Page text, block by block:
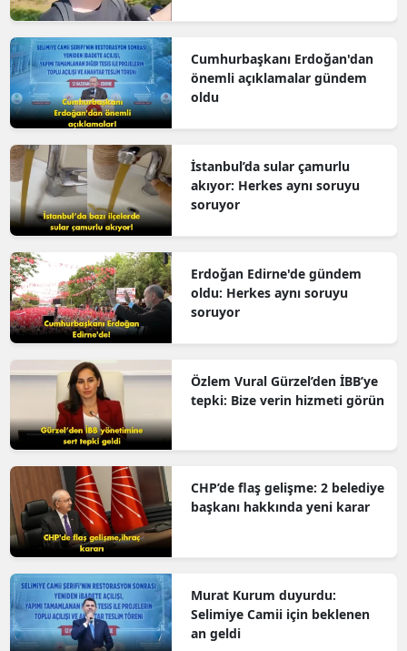
Cumhurbaşkanı Erdoğan'dan
önemli açıklamalar gündem
oldu
İstanbul’da sular çamurlu
akıyor: Herkes aynı soruyu
soruyor
Erdoğan Edirne'de gündem
oldu: Herkes aynı soruyu
soruyor
Özlem Vural Gürzel’den İBB’ye
tepki: Bize verin hizmeti görün
CHP’de flaş gelişme: 2 belediye
başkanı hakkında yeni karar
Murat Kurum duyurdu:
Selimiye Camii için beklenen
an geldi